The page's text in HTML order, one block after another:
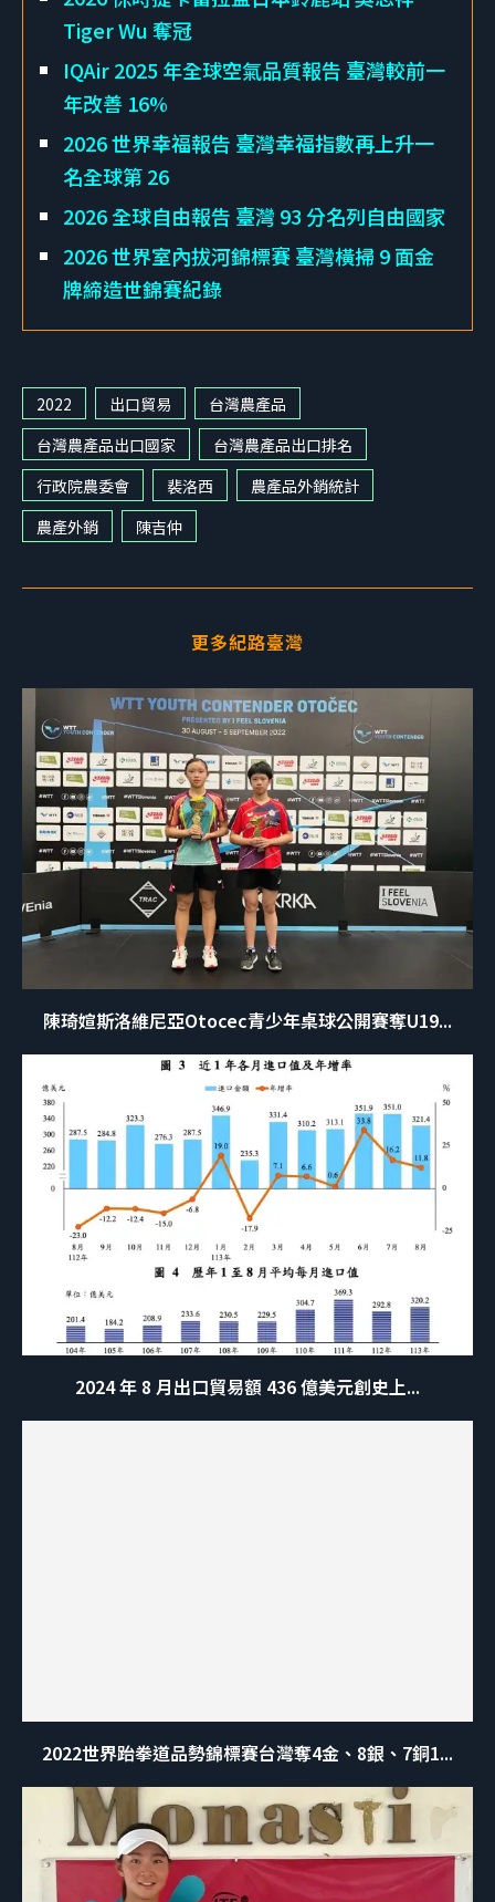
Tiger Wu 奪冠
IQAir 2025 年全球空氣品質報告 臺灣較前一
年改善 16%
2026 世界幸福報告 臺灣幸福指數再上升一
名全球第 26
2026 全球自由報告 臺灣 93 分名列自由國家
2026 世界室內拔河錦標賽 臺灣橫掃 9 面金
牌締造世錦賽紀錄
2022 出口貿易
台灣農產品
台灣農產品出口國家
台灣農產品出口排名
行政院農委會
裴洛西
農產品外銷統計
農產外銷
陳吉仲
更多紀路臺灣
陳琦媗斯洛維尼亞Otocec青少年桌球公開賽奪U19...
2024 年 8 月出口貿易額 436 億美元創史上...
2022世界跆拳道品勢錦標賽台灣奪4金、8銀、7銅1...